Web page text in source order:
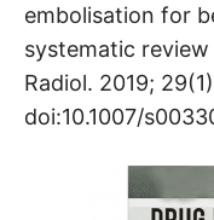
embolisation for
systematic
Radiol. 2019;
doi:10.1007/